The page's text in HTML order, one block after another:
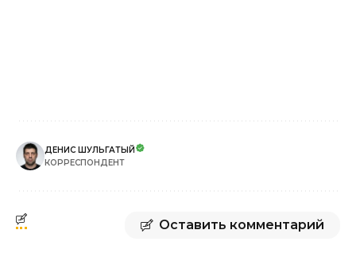
ДЕНИС ШУЛЬГАТЫЙ
КОРРЕСПОНДЕНТ
Оставить комментарий